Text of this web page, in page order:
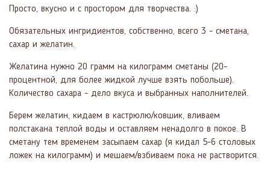
Просто, вкусно и с простором для творчества. :)
Обязательных ингридиентов, собственно, всего 3 - сметана,
сахар и желатин.
Желатина нужно 20 грамм на килограмм сметаны (20-
процентной, для более жидкой лучше взять побольше).
Количество сахара - дело вкуса и выбранных наполнителей.
Берем желатин, кидаем в кастрюлю/ковшик, вливаем
полстакана теплой воды и оставляем ненадолго в покое. В
сметану тем временем засыпаем сахар (я кидал 5-6 столовых
ложек на килограмм) и мешаем/взбиваем пока не растворится.